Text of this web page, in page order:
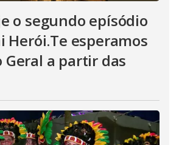
o segundo epísódio
Herói.Te esperamos
Geral a partir das